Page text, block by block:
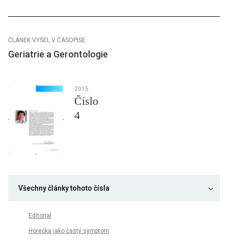
ČLÁNEK VYŠEL V ČASOPISE
Geriatrie a Gerontologie
2015
Číslo
4
Všechny články tohoto čísla
Editorial
Horečka jako častý symptom